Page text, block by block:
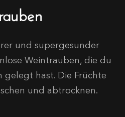
und supergesunder
Weintrauben, die du
gelegt hast. Die Früchte
und abtrocknen.